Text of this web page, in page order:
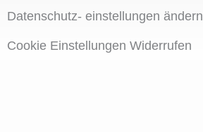
Datenschutz- einstellungen ändern
Cookie Einstellungen Widerrufen